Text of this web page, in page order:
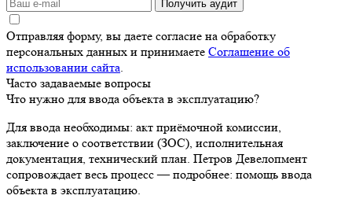
Получить аудит
Отправляя форму, вы даете согласие на обработку
персональных данных и принимаете Соглашение об
использовании сайта.
Часто задаваемые вопросы
Что нужно для ввода объекта в эксплуатацию?
Для ввода необходимы: акт приёмочной комиссии,
заключение о соответствии (ЗОС), исполнительная
документация, технический план. Петров Девелопмент
сопровождает весь процесс — подробнее: помощь ввода
объекта в эксплуатацию.